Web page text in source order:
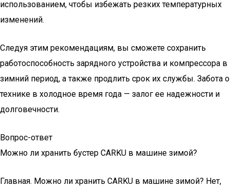
использованием, чтобы избежать резких температурных
изменений.
Следуя этим рекомендациям, вы сможете сохранить
работоспособность зарядного устройства и компрессора в
зимний период, а также продлить срок их службы. Забота о
технике в холодное время года — залог ее надежности и
долговечности.
Вопрос-ответ
Можно ли хранить бустер CARKU в машине зимой?
Главная. Можно ли хранить CARKU в машине зимой? Нет,